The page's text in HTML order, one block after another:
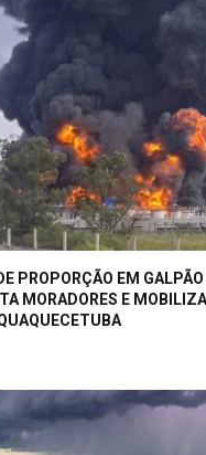
PROPORÇÃO EM GALPÃO
MORADORES E MOBILIZA